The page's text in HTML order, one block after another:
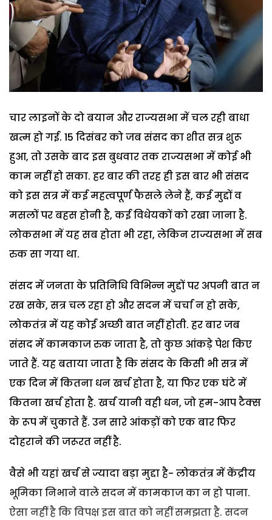
चार लाइनों के दो बयान और राज्यसभा में चल रही बाधा
खत्म हो गई. 15 दिसंबर को जब संसद का शीत सत्र शुरू
हुआ, तो उसके बाद इस बुधवार तक राज्यसभा में कोई भी
काम नहीं हो सका. हर बार की तरह ही इस बार भी संसद
को इस सत्र में कई महत्वपूर्ण फैसले लेने हैं, कई मुद्दों व
मसलों पर बहस होनी है, कई विधेयकों को रखा जाना है.
लोकसभा में यह सब होता भी रहा, लेकिन राज्यसभा में सब
रुक सा गया था.
संसद में जनता के प्रतिनिधि विभिन्न मुद्दों पर अपनी बात न
रख सके, सत्र चल रहा हो और सदन में चर्चा न हो सके,
लोकतंत्र में यह कोई अच्छी बात नहीं होती. हर बार जब
संसद में कामकाज रुक जाता है, तो कुछ आंकड़े पेश किए
जाते हैं. यह बताया जाता है कि संसद के किसी भी सत्र में
एक दिन में कितना धन खर्च होता है, या फिर एक घंटे में
कितना खर्च होता है. खर्च यानी वही धन, जो हम-आप टैक्स
के रूप में चुकाते हैं. उन सारे आंकड़ों को एक बार फिर
दोहराने की जरूरत नहीं है.
वैसे भी यहां खर्च से ज्यादा बड़ा मुद्दा है- लोकतंत्र में केंद्रीय
भूमिका निभाने वाले सदन में कामकाज का न हो पाना.
ऐसा नहीं है कि विपक्ष इस बात को नहीं समझता है. सदन